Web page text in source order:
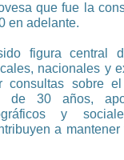
que fue la
en adelante.
figura central
nacionales y
consultas sobre
de 30 años,
y
a